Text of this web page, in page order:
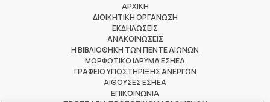
ΑΡΧΙΚΗ
ΔΙΟΙΚΗΤΙΚΗ ΟΡΓΑΝΩΣΗ
ΕΚΔΗΛΩΣΕΙΣ
ΑΝΑΚΟΙΝΩΣΕΙΣ
Η ΒΙΒΛΙΟΘΗΚΗ ΤΩΝ ΠΕΝΤΕ ΑΙΩΝΩΝ
ΜΟΡΦΩΤΙΚΟ ΙΔΡΥΜΑ ΕΣΗΕΑ
ΓΡΑΦΕΙΟ ΥΠΟΣΤΗΡΙΞΗΣ ΑΝΕΡΓΩΝ
ΑΙΘΟΥΣΕΣ ΕΣΗΕΑ
ΕΠΙΚΟΙΝΩΝΙΑ